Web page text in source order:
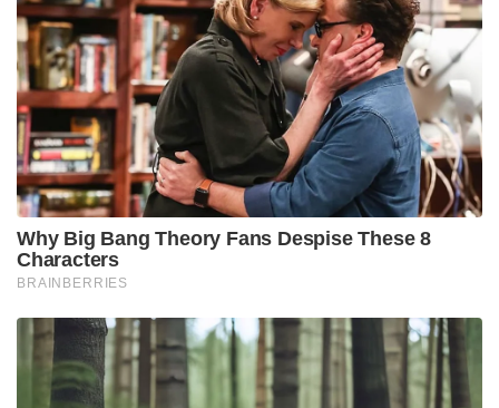
Why Big Bang Theory Fans Despise These 8
Characters
BRAINBERRIES